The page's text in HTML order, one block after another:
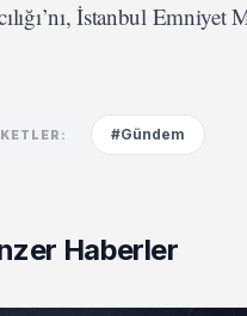
İstanbul
#Gündem
Haberler